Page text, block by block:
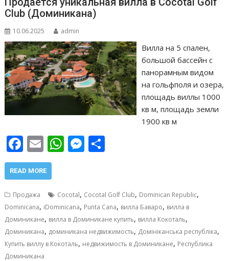
Club (Доминикана)
10.06.2025 admin
Вилла на 5 спален,
большой бассейн с
панорамным видом
на гольфполя и озера,
площадь виллы 1000
кв м, площадь земли
1900 кв м
F
ac
e
b
o
o
k
E
m
ai
W
h
s
A
p
p
M
e
e
n
g
er
р
а
в
и
READ MORE
Продажа Cocotal, Cocotal Golf Club, Dominican Republic,
Dominicana, iDominicana, Punta Cana, вилла Баваро, вилла в
Доминикане, вилла в Доминикане купить, вилла Кокоталь,
Доминикана, доминикана недвижимость, Домініканська республіка,
Купить виллу в Кокоталь, недвижимость в Доминикане, Республика
Доминикана